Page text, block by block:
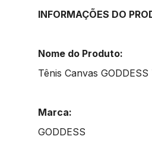
INFORMAÇÕES DO
Nome do Produto:
Tênis Canvas
Marca:
GODDESS